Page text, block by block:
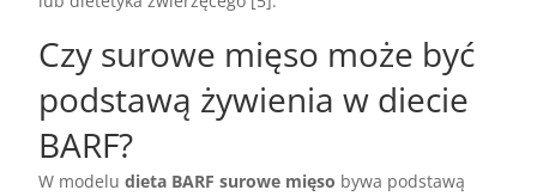
Czy surowe mięso może być
podstawą żywienia w diecie
BARF?
W modeludieta BARF surowe mięso bywa podstawą